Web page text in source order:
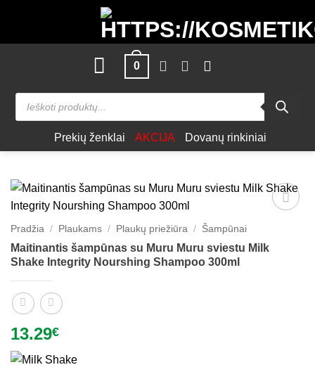
content
0
Products
search
Prekių ženklai AKCIJA Dovanų rinkiniai
Pradžia / Plaukams / Plaukų priežiūra / Šampūnai
Maitinantis šampūnas su Muru Muru sviestu Milk
Shake Integrity Nourshing Shampoo 300ml
13.29€